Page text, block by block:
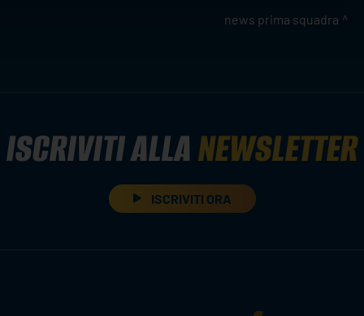
news prima squadra
ISCRIVITI ALLANEWSLETTER
ISCRIVITI ORA